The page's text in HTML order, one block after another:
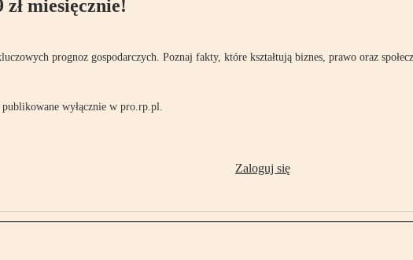
miesięcznie!
prognoz gospodarczych. Poznaj fakty, które kształtują biznes, prawo oraz
wyłącznie w pro.rp.pl.
Zaloguj się